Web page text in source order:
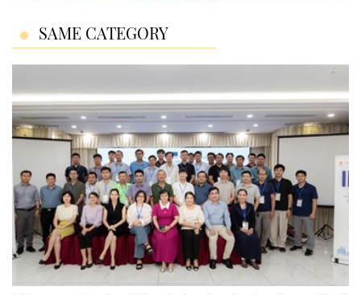
SAME CATEGORY